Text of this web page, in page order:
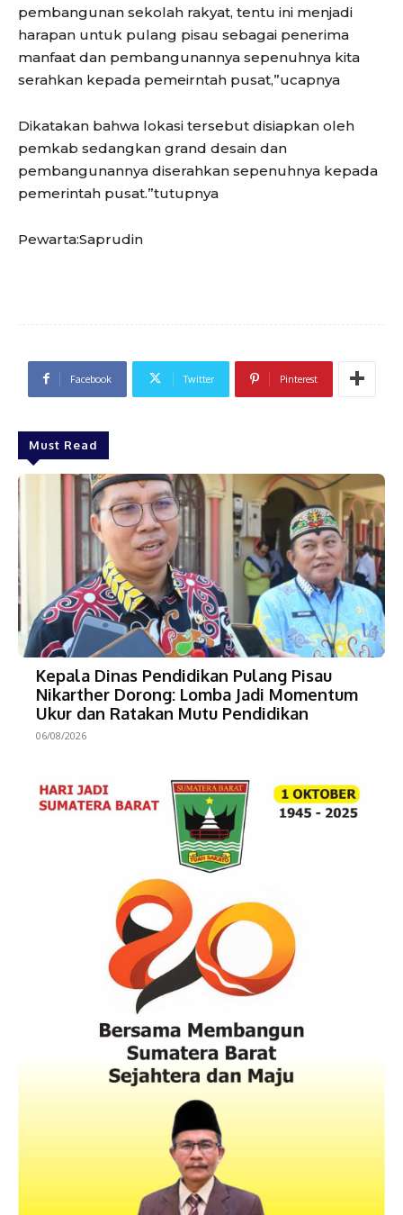
pembangunan sekolah rakyat, tentu ini menjadi
harapan untuk pulang pisau sebagai penerima
manfaat dan pembangunannya sepenuhnya kita
serahkan kepada pemeirntah pusat,”ucapnya
Dikatakan bahwa lokasi tersebut disiapkan oleh
pemkab sedangkan grand desain dan
pembangunannya diserahkan sepenuhnya kepada
pemerintah pusat.”tutupnya
Pewarta:Saprudin
Facebook Twitter Pinterest
Must Read
Kepala Dinas Pendidikan Pulang Pisau
Nikarther Dorong: Lomba Jadi Momentum
Ukur dan Ratakan Mutu Pendidikan
06/08/2026